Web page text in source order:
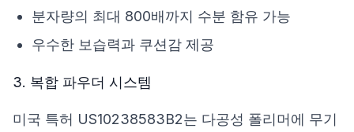
분자량의 최대 800배까지 수분 함유 가능
우수한 보습력과 쿠션감 제공
3. 복합 파우더 시스템
미국 특허 US10238583B2는 다공성 폴리머에 무기